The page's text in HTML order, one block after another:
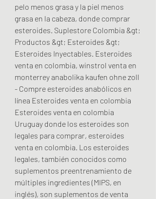
pelo menos grasa y la piel menos
grasa en la cabeza, donde comprar
esteroides. Suplestore Colombia &gt;
Productos &gt; Esteroides &gt;
Esteroides Inyectables. Esteroides
venta en colombia, winstrol venta en
monterrey anabolika kaufen ohne zoll
- Compre esteroides anabólicos en
línea Esteroides venta en colombia
Esteroides venta en colombia
Uruguay donde los esteroides son
legales para comprar, esteroides
venta en colombia. Los esteroides
legales, también conocidos como
suplementos preentrenamiento de
múltiples ingredientes (MIPS, en
inglés), son suplementos de venta